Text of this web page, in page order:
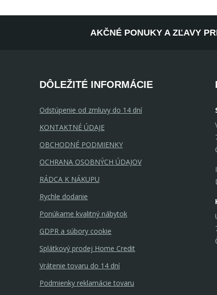
AKČNÉ PONUKY A ZĽAVY
DÔLEŽITÉ INFORMÁCIE
Odstúpenie od zmluvy do 14 dní
KONTAKTNÉ ÚDAJE
OBCHODNÉ PODMIENKY
OCHRANA OSOBNÝCH ÚDAJOV
RÁDCA K NÁKUPU
Rychle dodanie
Ponúkame kvalitný nábytok
GDPR a súbory cookie
Splátkový prodej Home Credit
Vrátenie tovaru do 14 dní
Podmienky reklamácie tovaru